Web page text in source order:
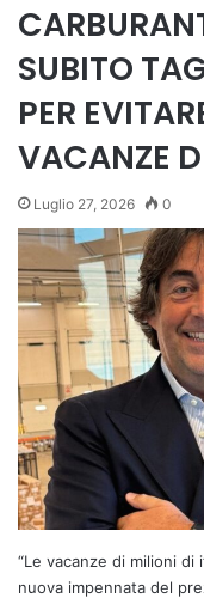
SUBITO
PER
VACANZE
Luglio 27, 2026 0
“Le vacanze di milioni
nuova impennata del